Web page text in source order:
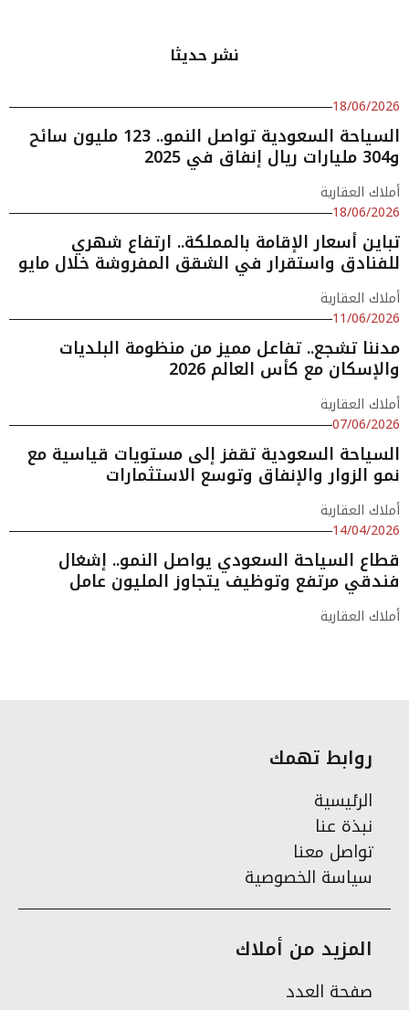
نشر حديثا
18/06/2026
السياحة السعودية تواصل النمو.. 123 مليون سائح
و304 مليارات ريال إنفاق في 2025
أملاك العقارية
18/06/2026
تباين أسعار الإقامة بالمملكة.. ارتفاع شهري
للفنادق واستقرار في الشقق المفروشة خلال مايو
أملاك العقارية
11/06/2026
مدننا تشجع.. تفاعل مميز من منظومة البلديات
والإسكان مع كأس العالم 2026
أملاك العقارية
07/06/2026
السياحة السعودية تقفز إلى مستويات قياسية مع
نمو الزوار والإنفاق وتوسع الاستثمارات
أملاك العقارية
14/04/2026
قطاع السياحة السعودي يواصل النمو.. إشغال
فندقي مرتفع وتوظيف يتجاوز المليون عامل
أملاك العقارية
روابط تهمك
الرئيسية
نبذة عنا
تواصل معنا
سياسة الخصوصية
المزيد من أملاك
صفحة العدد